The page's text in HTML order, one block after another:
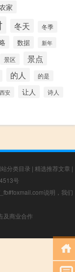
农家
冬天 冬季
数据 新年
景区 景点
的人 的是
西安 让人 诗人
分类目录 | 精选推荐文章 |
号
说明，我们
及商业合作